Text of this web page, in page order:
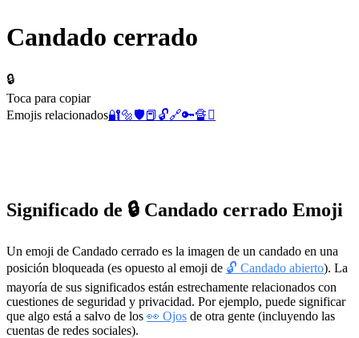
Candado cerrado
🔒
Toca para copiar
Emojis relacionados🔐🔩🛡️📕 🔓🔗🔑🔏 🫆
Significado de 🔒 Candado cerrado Emoji
Un emoji de Candado cerrado es la imagen de un candado en una
posición bloqueada (es opuesto al emoji de 🔓 Candado abierto). La
mayoría de sus significados están estrechamente relacionados con
cuestiones de seguridad y privacidad. Por ejemplo, puede significar
que algo está a salvo de los 👀 Ojos de otra gente (incluyendo las
cuentas de redes sociales).